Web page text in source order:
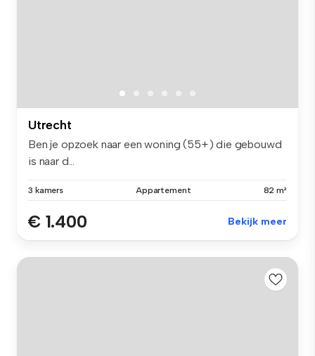
Utrecht
Ben je opzoek naar een woning (55+) die gebouwd
is naar d...
3 kamers Appartement 82 m²
€ 1.400 Bekijk meer